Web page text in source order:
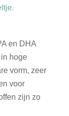
en DHA
hoge
vorm, zeer
voor
zijn zo